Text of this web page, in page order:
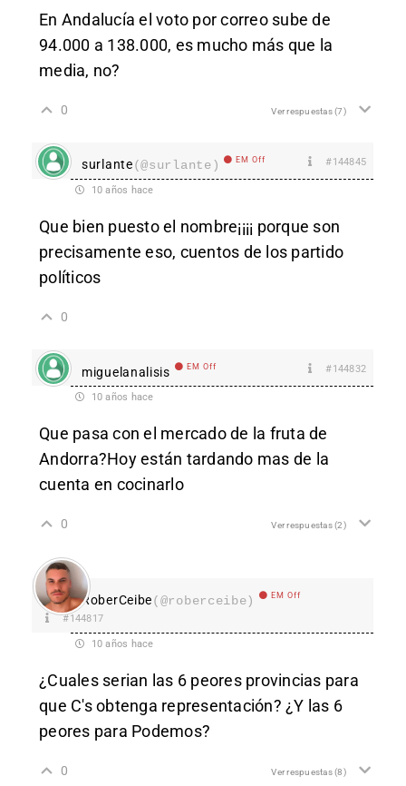
En Andalucía el voto por correo sube de
94.000 a 138.000, es mucho más que la
media, no?
0 Ver respuestas(7)
surlante(@surlante) EM Off #144845
10 años hace
Que bien puesto el nombre¡¡¡¡ porque son
precisamente eso, cuentos de los partido
políticos
0
miguelanalisis EM Off #144832
10 años hace
Que pasa con el mercado de la fruta de
Andorra?Hoy están tardando mas de la
cuenta en cocinarlo
0 Ver respuestas(2)
RoberCeibe(@roberceibe) EM Off
#144817
10 años hace
¿Cuales serian las 6 peores provincias para
que C's obtenga representación? ¿Y las 6
peores para Podemos?
0 Ver respuestas(8)